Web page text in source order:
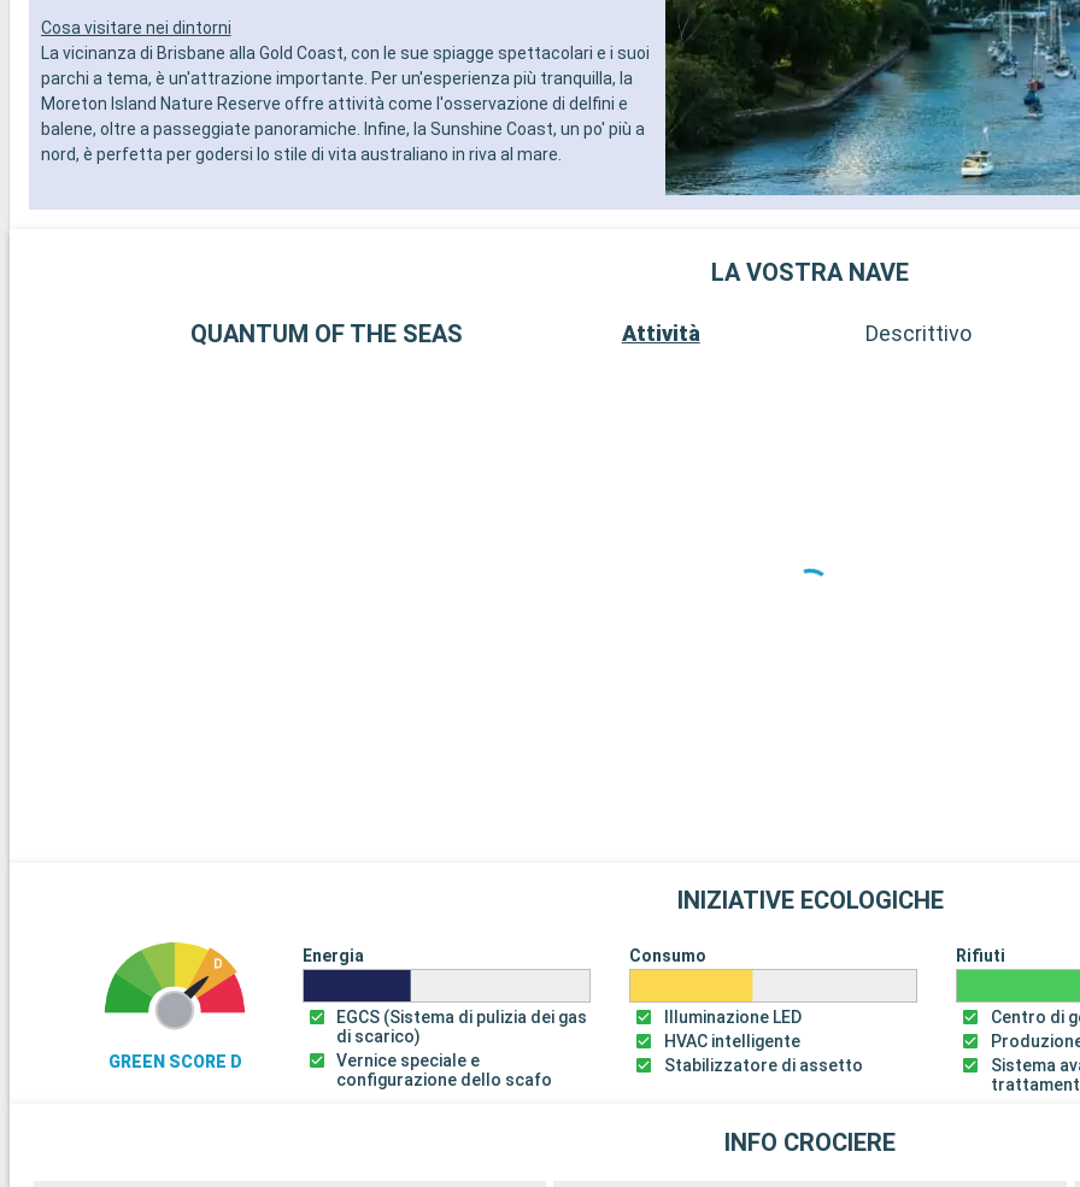
Cosa visitare nei dintorni
La vicinanza di Brisbane alla Gold Coast, con le sue spiagge spettacolari e i suoi
parchi a tema, è un'attrazione importante. Per un'esperienza più tranquilla, la
Moreton Island Nature Reserve offre attività come l'osservazione di delfini e
balene, oltre a passeggiate panoramiche. Infine, la Sunshine Coast, un po' più a
nord, è perfetta per godersi lo stile di vita australiano in riva al mare.
LA VOSTRA NAVE
QUANTUM OF THE SEAS Attività Descrittivo
INIZIATIVE ECOLOGICHE
GREEN SCORE D
Energia
EGCS (Sistema di pulizia dei gas
di scarico)
Vernice speciale e
configurazione dello scafo
Consumo
Illuminazione LED
HVAC intelligente
Stabilizzatore di assetto
Rifiuti
Centro di
Sistema
INFO CROCIERE